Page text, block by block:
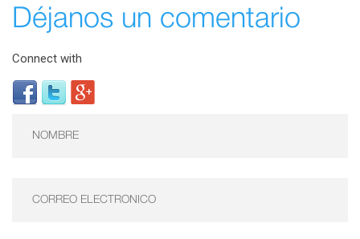
Déjanos un comentario
Connect with